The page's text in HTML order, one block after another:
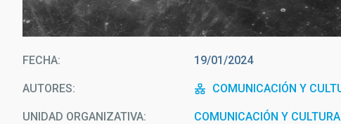
FECHA 19/01/2024
AUTORES COMUNICACIÓN Y
UNIDAD ORGANIZATIVA COMUNICACIÓN Y